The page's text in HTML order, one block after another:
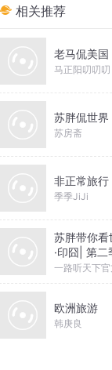
相关推荐
老马侃美国
马正阳叨叨叨
苏胖侃世界
苏房斋
非正常旅行
季季JiJi
苏胖带你
·印囧| 第二
一路听天下官
欧洲旅游
韩庚良